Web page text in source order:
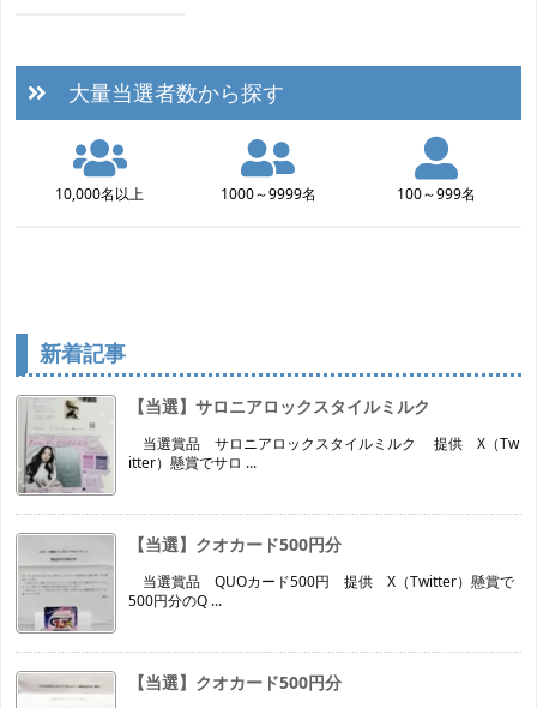
大量当選者数から探す
10,000名以上 1000～9999名 100～999名
新着記事
【当選】サロニアロックスタイルミルク
当選賞品 サロニアロックスタイルミルク 提供 X（Tw
itter）懸賞でサロ ...
【当選】クオカード500円分
当選賞品 QUOカード500円 提供 X（Twitter）懸賞で
500円分のQ ...
【当選】クオカード500円分